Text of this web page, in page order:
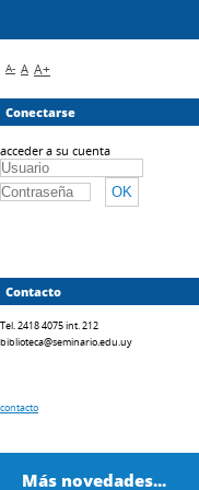
A- A A+
Conectarse
acceder a su cuenta
Contacto
Tel. 2418 4075 int. 212
biblioteca@seminario.edu.uy
contacto
Más novedades...